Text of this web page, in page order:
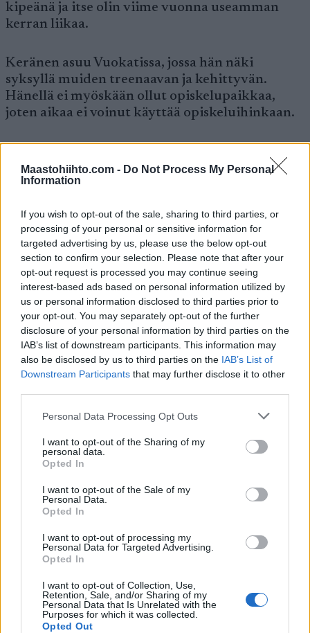
Maastohiihto.com - Do Not Process My Personal
Information
If you wish to opt-out of the sale, sharing to third parties, or
processing of your personal or sensitive information for
targeted advertising by us, please use the below opt-out
section to confirm your selection. Please note that after your
opt-out request is processed you may continue seeing
interest-based ads based on personal information utilized by
us or personal information disclosed to third parties prior to
your opt-out. You may separately opt-out of the further
disclosure of your personal information by third parties on the
IAB’s list of downstream participants. This information may
also be disclosed by us to third parties on the IAB’s List of
Downstream Participants that may further disclose it to other
Please note that this website/app uses one or more Google
not limited to your visit or usage behaviour. You may click to
grant or deny consent to Google and its third-party tags to
use your data for below specified purposes in below Google
consent section.
Personal Data Processing Opt Outs
I want to opt-out of the Sharing of my
personal data.
Opted In
I want to opt-out of the Sale of my
Personal Data.
Opted In
I want to opt-out of processing my
Personal Data for Targeted Advertising.
Opted In
I want to opt-out of Collection, Use,
Retention, Sale, and/or Sharing of my
Personal Data that Is Unrelated with the
Purposes for which it was collected.
Opted Out
kipeänä ja itse olin viime vuonna useamman
kerran liikaa.
Keränen asuu Vuokatissa, jossa hän näki
syksyllä muiden treenaavan ja kehittyvän.
Hänellä ei myöskään ollut opiskelupaikkaa,
joten aikaa ei voinut käyttää opiskeluihinkaan.
tekemistä. Olin aivan väliinputoaja. Pari
kuukautta meni käytännössä tekemättä mitään
hakemista aika pitkälti. Kyllä siinä sai keräillä ja
tuli keräiltyä, nyt olen ihan innoissani uuteen
kauteen. On ollut kiva aloittaa treenit.
Positiivista mieltä ja tsemppiä syksyn
haasteissakin tarjosi myös Mari Eder, josta oli
Keräselle suuri apu. Edereiden BEMESports on
Keräselle tällä hetkellä isoin
yhteistyökumppani ja ollut todella
merkittävässä roolissa myös välineiden kanssa.
– Ei mulla ole ikinä ollut noin spesiaalia
positiivinen persoona.
Käynnistyneen harjoituskauden tavoitteet ovat
Antti Leppävuoden valmentamalle Keräselle
selvät:
– Päätavoite on hiihtotason nostaminen
Paljon tehdään leireillä ryhmäharjoittelua,
siihen tykkään painottaa,B-maajoukkueeseen
valittuKeränen sanoo.